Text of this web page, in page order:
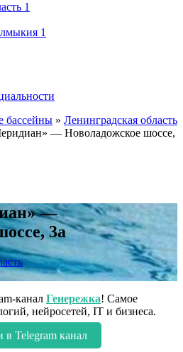
1
1
бассейны » Ленинградская область
— Новоладожское шоссе,
—
3а
канал Генережка! Самое
нейросетей, IT и бизнеса.
в Telegram канал